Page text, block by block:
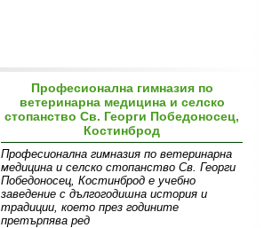
Професионална гимназия по
ветеринарна медицина и селско
стопанство Св. Георги Победоносец,
Костинброд
Професионална гимназия по ветеринарна
медицина и селско стопанство Св. Георги
Победоносец, Костинброд е учебно
заведение с дългогодишна история и
традиции, което през годините
претърпява ред